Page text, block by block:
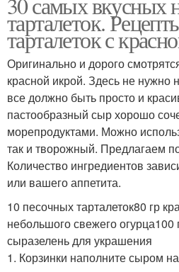
тарталеток.
тарталеток с
Оригинально и дорого
красной икрой. Здесь не нужно
все должно быть просто и
пастообразный сыр хорошо
морепродуктами. Можно
так и творожный. Предлагаем
Количество ингредиентов
или вашего аппетита.
10 песочных тарталеток80 гр
небольшого свежего огурца100
сыразелень для украшения
1. Корзинки наполните сыром